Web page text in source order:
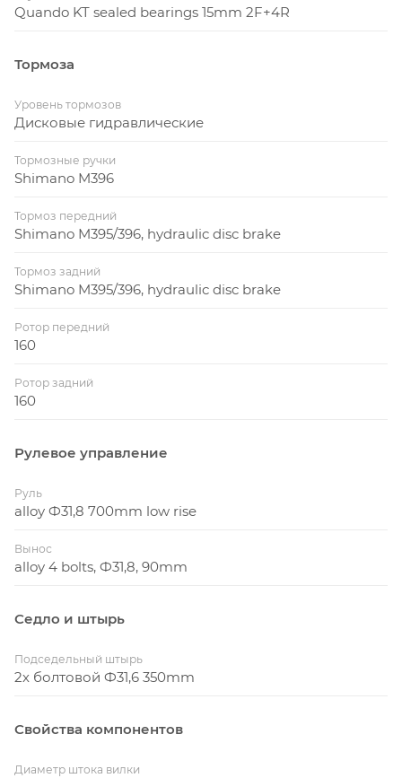
Quando KT sealed bearings 15mm 2F+4R
Тормоза
Уровень тормозов
Дисковые гидравлические
Тормозные ручки
Shimano M396
Тормоз передний
Shimano M395/396, hydraulic disc brake
Тормоз задний
Shimano M395/396, hydraulic disc brake
Ротор передний
160
Ротор задний
160
Рулевое управление
Руль
alloy Ф31,8 700mm low rise
Вынос
alloy 4 bolts, Ф31,8, 90mm
Седло и штырь
Подседельный штырь
2х болтовой Ф31,6 350mm
Свойства компонентов
Диаметр штока вилки